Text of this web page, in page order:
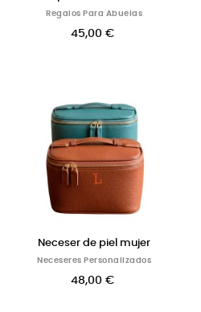
Regalos Para Abuelas
45,00 €
Neceser de piel mujer
Neceseres Personalizados
48,00 €